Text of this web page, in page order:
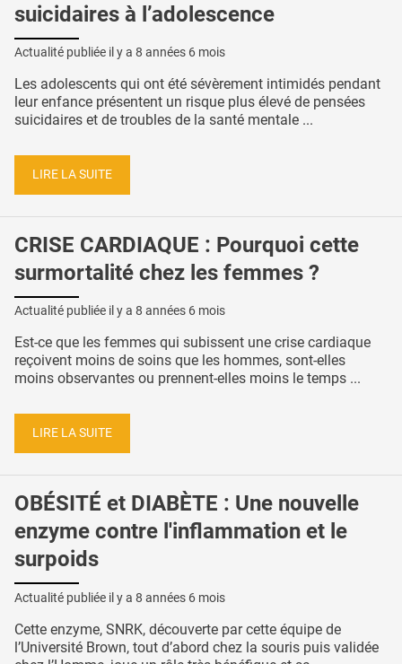
suicidaires à l’adolescence
Actualité publiée il y a 8 années 6 mois
Les adolescents qui ont été sévèrement intimidés pendant
leur enfance présentent un risque plus élevé de pensées
suicidaires et de troubles de la santé mentale ...
LIRE LA SUITE
CRISE CARDIAQUE : Pourquoi cette
surmortalité chez les femmes ?
Actualité publiée il y a 8 années 6 mois
Est-ce que les femmes qui subissent une crise cardiaque
reçoivent moins de soins que les hommes, sont-elles
moins observantes ou prennent-elles moins le temps ...
LIRE LA SUITE
OBÉSITÉ et DIABÈTE : Une nouvelle
enzyme contre l'inflammation et le
surpoids
Actualité publiée il y a 8 années 6 mois
Cette enzyme, SNRK, découverte par cette équipe de
l’Université Brown, tout d’abord chez la souris puis validée